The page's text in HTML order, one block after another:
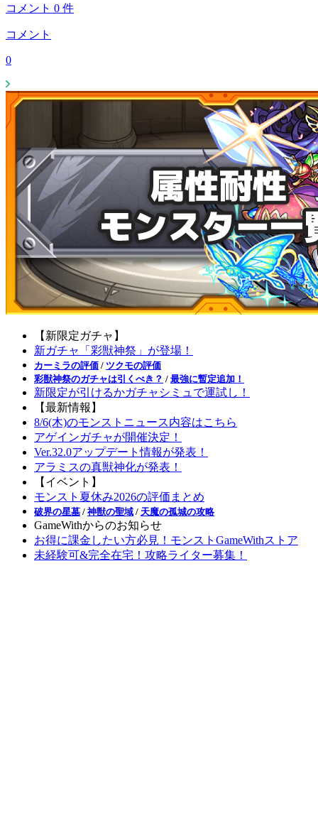
コメント 0 件
コメント
0
【新限定ガチャ】
新ガチャ「彩獣神祭」が登場！
カーミラの評価 / ツクモの評価
彩獣神祭のガチャは引くべき？ / 最強に暫定追加！
新限定が引けるかガチャシミュで運試し！
【最新情報】
8/6(木)のモンストニュース内容はこちら
アゲインガチャが開催決定！
Ver.32.0アップデート情報が発表！
アラミスの真獣神化が発表！
【イベント】
モンスト夏休み2026の評価まとめ
破界の星墓 / 神獣の聖域 / 天魔の孤城の攻略
GameWithからのお知らせ
お得に課金したい方必見！モンストGameWithストア
未経験可&完全在宅！攻略ライター募集！